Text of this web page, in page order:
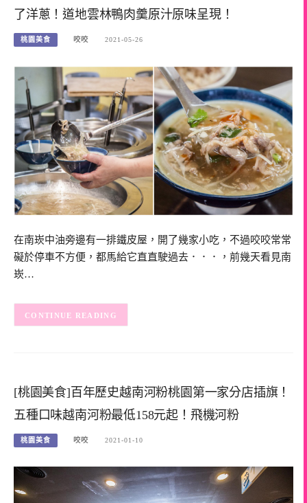
了洋蔥！道地雲林鴨肉羹原汁原味呈現！
桃園美食 咬咬 2021-05-26
在南崁中油旁邊有一排鐵皮屋，開了幾家小吃，不過咬咬常常
礙於停車不方便，都馬給它直直駛過去．．．，前幾天看見南
崁…
CONTINUE READING
[桃園美食]百年歷史越南河粉桃園第一家分店插旗！
五種口味越南河粉最低158元起！飛機河粉
桃園美食 咬咬 2021-01-10